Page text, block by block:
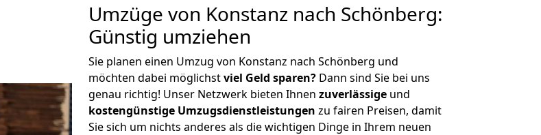
Umzüge von Konstanz nach Schönberg:
Günstig umziehen
Sie planen einen Umzug von Konstanz nach Schönberg und
möchten dabei möglichstviel Geld sparen? Dann sind Sie bei uns
genau richtig! Unser Netzwerk bieten Ihnen zuverlässige und
kostengünstige Umzugsdienstleistungen zu fairen Preisen, damit
Sie sich um nichts anderes als die wichtigen Dinge in Ihrem neuen